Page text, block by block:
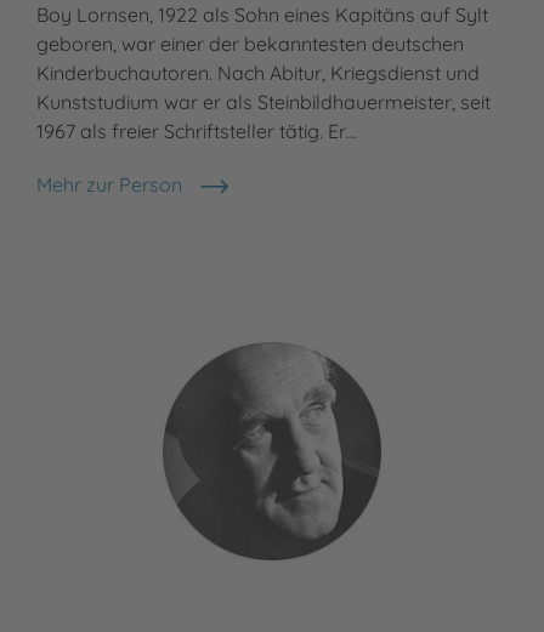
Boy Lornsen, 1922 als Sohn eines Kapitäns auf Sylt
geboren, war einer der bekanntesten deutschen
Kinderbuchautoren. Nach Abitur, Kriegsdienst und
Kunststudium war er als Steinbildhauermeister, seit
1967 als freier Schriftsteller tätig. Er…
Mehr zur Person
Boy Lornsen